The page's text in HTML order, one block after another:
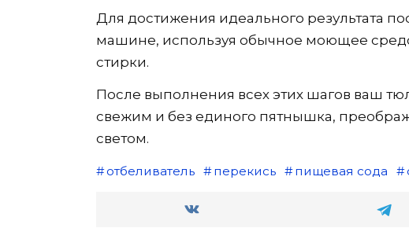
Для достижения идеального результата
машине, используя обычное моющее
стирки.
После выполнения всех этих шагов ваш
свежим и без единого пятнышка,
светом.
отбеливатель перекись пищевая сода